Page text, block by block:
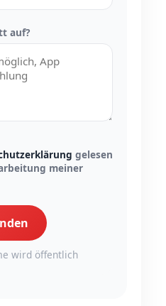
auf?
gelesen
meiner
wird öffentlich